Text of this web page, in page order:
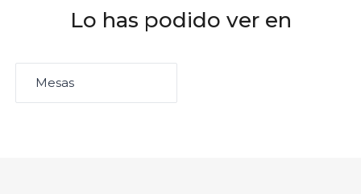
Lo has podido ver en
Mesas